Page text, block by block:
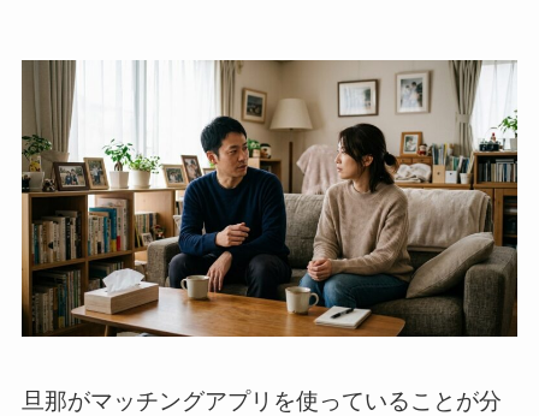
旦那がマッチングアプリを使っていることが分